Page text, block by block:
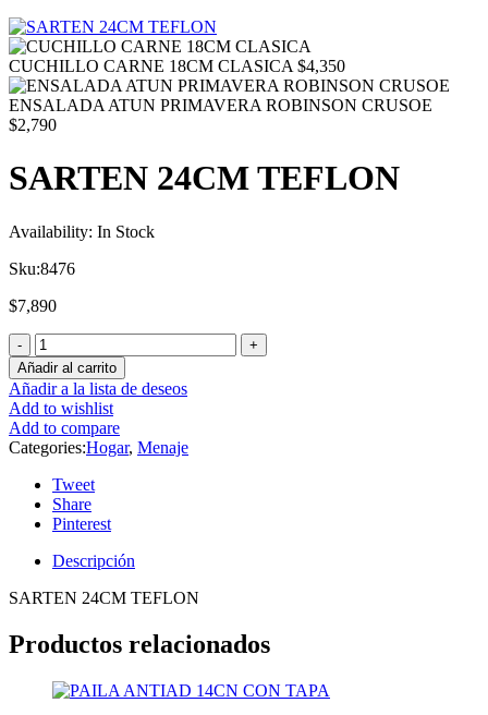
CUCHILLO CARNE 18CM CLASICA $4,350
ENSALADA ATUN PRIMAVERA ROBINSON CRUSOE
$2,790
SARTEN 24CM TEFLON
Availability: In Stock
Sku:8476
$7,890
Añadir al carrito
Añadir a la lista de deseos
Add to wishlist
Add to compare
Categories:Hogar, Menaje
Tweet
Share
Pinterest
Descripción
SARTEN 24CM TEFLON
Productos relacionados